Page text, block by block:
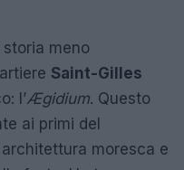
meno
Saint-Gilles
l’Ægidium. Questo
ai primi del
moresca e